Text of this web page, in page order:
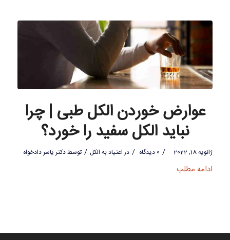
عوارض خوردن الکل طبی | چرا
نباید الکل سفید را خورد؟
ژانویه 18, 2022 / 0 دیدگاه / در اعتیاد به الکل / توسطدکتر یاسر دادخواه
ادامه مطلب